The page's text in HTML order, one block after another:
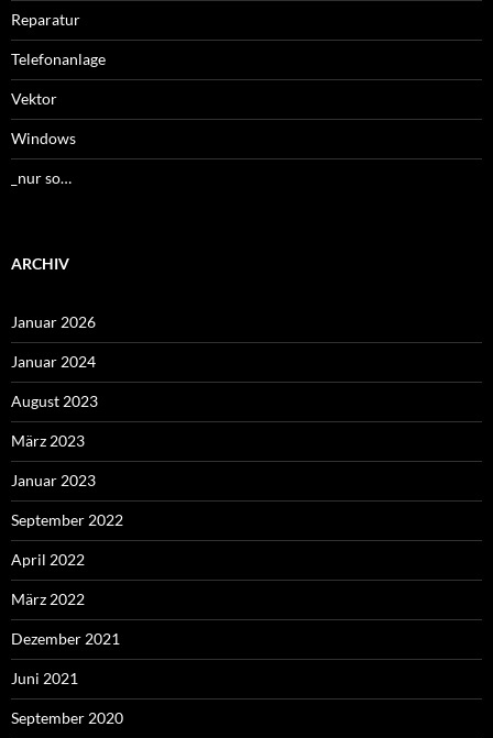
Reparatur
Telefonanlage
Vektor
Windows
_nur so…
ARCHIV
Januar 2026
Januar 2024
August 2023
März 2023
Januar 2023
September 2022
April 2022
März 2022
Dezember 2021
Juni 2021
September 2020